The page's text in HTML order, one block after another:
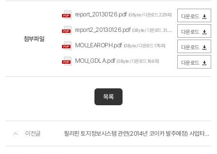
첨부파일
report_20130126.pdf (0Byte / 다운로드 229회) 다운로드
report2_20130126.pdf (0Byte / 다운로드 310회) 다운로드
MOU_EAROPH.pdf (0Byte / 다운로드 176회) 다운로드
MOU_GDLA.pdf (0Byte / 다운로드 166회) 다운로드
목록
이전글 필리핀 토지정보시스템 관련(2014년 코이카 발주예정) 사업타당성 조사 준비를 위한 사전 업무협의